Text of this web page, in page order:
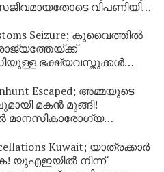
വിപണിയിൽ
Seizure; കുവൈത്തിൽ
ഭക്ഷ്യവസ്തുക്കൾ
Escaped; അമ്മയുടെ
മകൻ മുങ്ങി!
മാനസികാരോഗ്യ
പോലീസ് തിരച്ചിൽ
Kuwait; യാത്രക്കാർ
യുഎഇയിൽ നിന്ന്